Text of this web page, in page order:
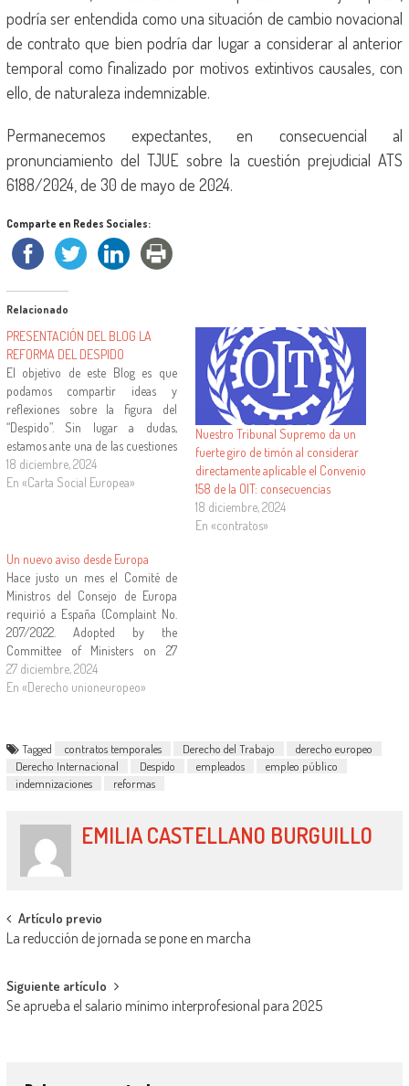
podría ser entendida como una situación de cambio novacional
de contrato que bien podría dar lugar a considerar al anterior
temporal como finalizado por motivos extintivos causales, con
ello, de naturaleza indemnizable.
Permanecemos expectantes, en consecuencial al
pronunciamiento del TJUE sobre la cuestión prejudicial ATS
6188/2024, de 30 de mayo de 2024.
Comparte en Redes Sociales:
Relacionado
PRESENTACIÓN DEL BLOG LA
REFORMA DEL DESPIDO
El objetivo de este Blog es que
podamos compartir ideas y
reflexiones sobre la figura del
“Despido”. Sin lugar a dudas,
estamos ante una de las cuestiones
más controvertidas en el ámbito
de las Relaciones Laborales de
18 diciembre, 2024
En «Carta Social Europea»
Nuestro Tribunal Supremo da un
fuerte giro de timón al considerar
directamente aplicable el Convenio
158 de la OIT: consecuencias
18 diciembre, 2024
En «contratos»
Un nuevo aviso desde Europa
Hace justo un mes el Comité de
Ministros del Consejo de Europa
requirió a España (Complaint No.
207/2022. Adopted by the
Committee of Ministers on 27
November 2024 at the
1513h meeting of the Ministers'
de la Resolución del Comité
Europeo de…
27 diciembre, 2024
En «Derecho unioneuropeo»
Tagged contratos temporales Derecho del Trabajo
derecho europeo
Derecho Internacional
Despido empleados
empleo público
indemnizaciones
reformas
EMILIA CASTELLANO BURGUILLO
Artículo previo
La reducción de jornada se pone en marcha
Siguiente artículo
Se aprueba el salario mínimo interprofesional para 2025